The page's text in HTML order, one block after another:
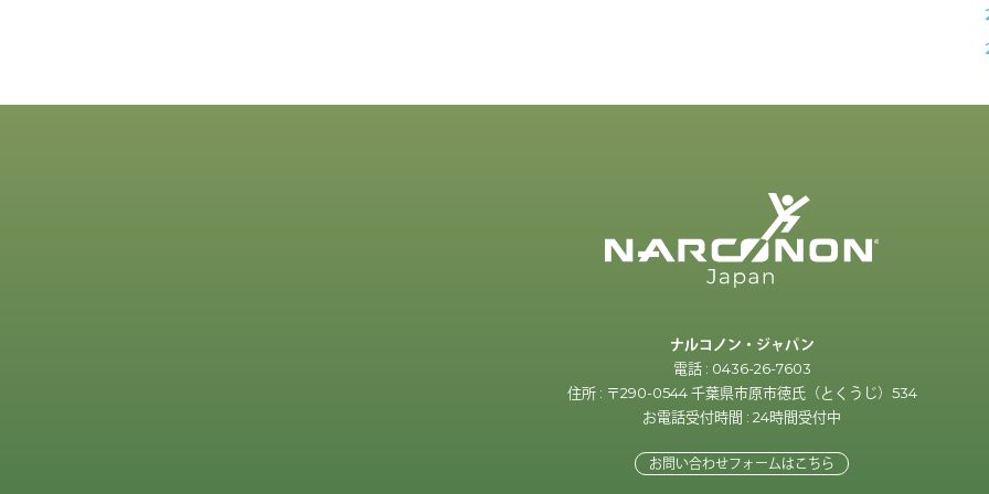
ナルコノン・ジャパン
電話 : 0436-26-7603
住所 : 〒290-0544 千葉県市原市徳氏（とくうじ）534
お電話受付時間 : 24時間受付中
お問い合わせフォームはこちら